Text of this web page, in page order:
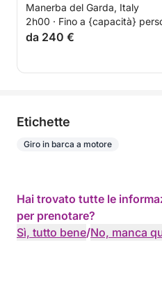
Manerba del Garda, Italy
2h00 · Fino a {capacità}
da 240 €
Etichette
Giro in barca a motore
Hai trovato tutte le
per prenotare?
Sì, tutto bene/No, manca